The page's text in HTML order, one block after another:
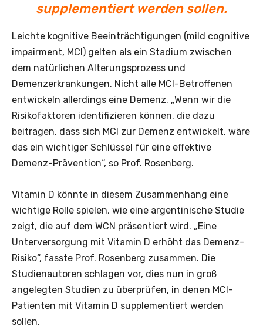
supplementiert werden sollen.
Leichte kognitive Beeinträchtigungen (mild cognitive
impairment, MCI) gelten als ein Stadium zwischen
dem natürlichen Alterungsprozess und
Demenzerkrankungen. Nicht alle MCI-Betroffenen
entwickeln allerdings eine Demenz. „Wenn wir die
Risikofaktoren identifizieren können, die dazu
beitragen, dass sich MCI zur Demenz entwickelt, wäre
das ein wichtiger Schlüssel für eine effektive
Demenz-Prävention“, so Prof. Rosenberg.
Vitamin D könnte in diesem Zusammenhang eine
wichtige Rolle spielen, wie eine argentinische Studie
zeigt, die auf dem WCN präsentiert wird. „Eine
Unterversorgung mit Vitamin D erhöht das Demenz-
Risiko“, fasste Prof. Rosenberg zusammen. Die
Studienautoren schlagen vor, dies nun in groß
angelegten Studien zu überprüfen, in denen MCI-
Patienten mit Vitamin D supplementiert werden
sollen.